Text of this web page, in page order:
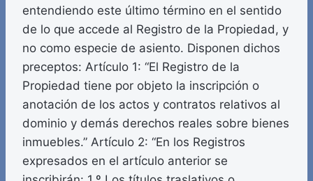
entendiendo este último término en el sentido
de lo que accede al Registro de la Propiedad, y
no como especie de asiento. Disponen dichos
preceptos: Artículo 1: “El Registro de la
Propiedad tiene por objeto la inscripción o
anotación de los actos y contratos relativos al
dominio y demás derechos reales sobre bienes
inmuebles.” Artículo 2: “En los Registros
expresados en el artículo anterior se